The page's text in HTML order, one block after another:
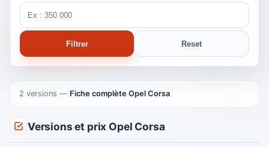
Filtrer Reset
2 versions — Fiche complète Opel Corsa
Versions et prix Opel Corsa